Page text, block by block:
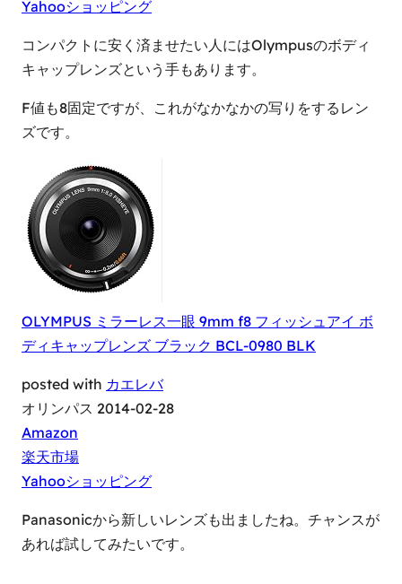
Yahooショッピング
コンパクトに安く済ませたい人にはOlympusのボディ
キャップレンズという手もあります。
F値も8固定ですが、これがなかなかの写りをするレン
ズです。
OLYMPUS ミラーレス一眼 9mm f8 フィッシュアイ ボ
ディキャップレンズ ブラック BCL-0980 BLK
posted with カエレバ
オリンパス 2014-02-28
Amazon
楽天市場
Yahooショッピング
Panasonicから新しいレンズも出ましたね。チャンスが
あれば試してみたいです。